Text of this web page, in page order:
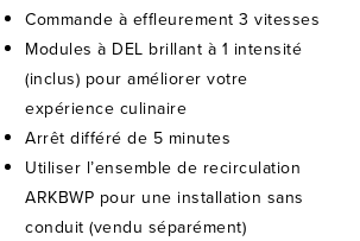
Commande à effleurement 3 vitesses
Modules à DEL brillant à 1 intensité
(inclus) pour améliorer votre
expérience culinaire
Arrêt différé de 5 minutes
Utiliser l’ensemble de recirculation
ARKBWP pour une installation sans
conduit (vendu séparément)